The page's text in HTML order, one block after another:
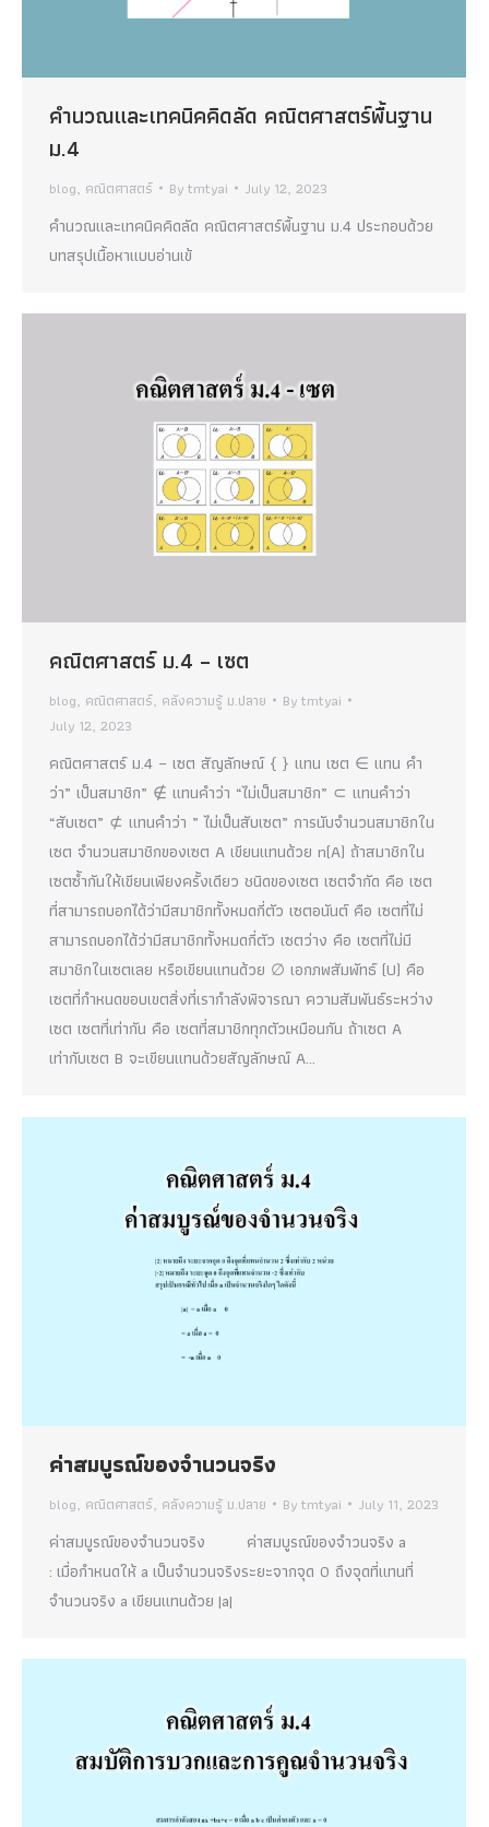
คำนวณและเทคนิคคิดลัด คณิตศาสตร์พื้นฐาน
ม.4
blog, คณิตศาสตร์ Bytmtyai July 12, 2023
คำนวณและเทคนิคคิดลัด คณิตศาสตร์พื้นฐาน ม.4 ประกอบด้วย
บทสรุปเนื้อหาแบบอ่านเข้
คณิตศาสตร์ ม.4 – เซต
blog, คณิตศาสตร์, คลังความรู้ ม.ปลาย Bytmtyai
July 12, 2023
คณิตศาสตร์ ม.4 – เซต สัญลักษณ์ { } แทน เซต ∈ แทน คำ
ว่า” เป็นสมาชิก” ∉ แทนคำว่า “ไม่เป็นสมาชิก” ⊂ แทนคำว่า
“สับเซต” ⊄ แทนคำว่า ” ไม่เป็นสับเซต” การนับจำนวนสมาชิกใน
เซต จำนวนสมาชิกของเซต A เขียนแทนด้วย n(A) ถ้าสมาชิกใน
เซตซ้ำกันให้เขียนเพียงครั้งเดียว ชนิดของเซต เซตจำกัด คือ เซต
ที่สามารถบอกได้ว่ามีสมาชิกทั้งหมดกี่ตัว เซตอนันต์ คือ เซตที่ไม่
สามารถบอกได้ว่ามีสมาชิกทั้งหมดกี่ตัว เซตว่าง คือ เซตที่ไม่มี
สมาชิกในเซตเลย หรือเขียนแทนด้วย ∅ เอกภพสัมพัทธ์ (U) คือ
เซตที่กำหนดขอบเขตสิ่งที่เรากำลังพิจารณา ความสัมพันธ์ระหว่าง
เซต เซตที่เท่ากัน คือ เซตที่สมาชิกทุกตัวเหมือนกัน ถ้าเซต A
เท่ากับเซต B จะเขียนแทนด้วยสัญลักษณ์ A…
ค่าสมบูรณ์ของจำนวนจริง
blog, คณิตศาสตร์, คลังความรู้ ม.ปลาย Bytmtyai July 11, 2023
ค่าสมบูรณ์ของจำนวนจริง ค่าสมบูรณ์ของจำวนจริง a
: เมื่อกำหนดให้ a เป็นจำนวนจริงระยะจากจุด 0 ถึงจุดที่แทนที่
จำนวนจริง a เขียนแทนด้วย |a|